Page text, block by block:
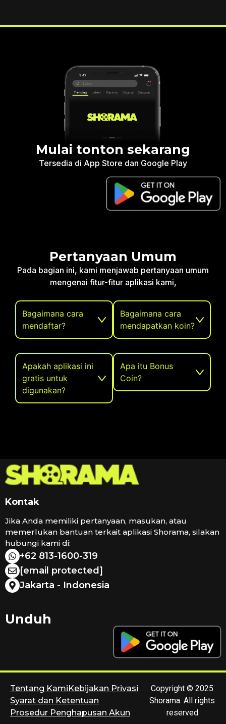
Mulai tonton sekarang
Tersedia di App Store dan Google Play
Pertanyaan Umum
Pada bagian ini, kami menjawab pertanyaan umum
mengenai fitur-fitur aplikasi kami,
Bagaimana cara
mendaftar?
Apakah aplikasi ini
gratis untuk
digunakan?
Bagaimana cara
mendapatkan koin?
Apa itu Bonus
Coin?
Kontak
Jika Anda memiliki pertanyaan, masukan, atau
memerlukan bantuan terkait aplikasi Shorama, silakan
hubungi kami di:
+62 813-1600-319
[email protected]
Jakarta - Indonesia
Unduh
Copyright © 2025
Shorama. All rights
reserved
Tentang KamiKebijakan Privasi
Syarat dan Ketentuan
Prosedur Penghapusan Akun